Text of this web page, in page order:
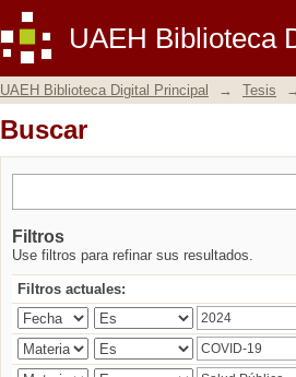
UAEH Biblioteca
Buscar
UAEH Biblioteca Digital Principal → Tesis →
Buscar
Filtros
Use filtros para refinar sus resultados.
Filtros actuales: